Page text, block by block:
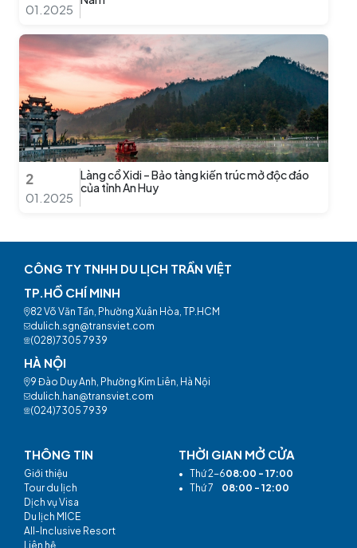
01.2025
2
01.2025
Làng cổ Xidi – Bảo tàng kiến trúc mở độc đáo
của tỉnh An Huy
CÔNG TY TNHH DU LỊCH TRẦN VIỆT
TP.HỒ CHÍ MINH
82 Võ Văn Tần, Phường Xuân Hòa, TP.HCM
dulich.sgn@transviet.com
(028)7305 7939
HÀ NỘI
9 Đào Duy Anh, Phường Kim Liên, Hà Nội
dulich.han@transviet.com
(024)7305 7939
THÔNG TIN
Giới thiệu
Tour du lịch
Dịch vụ Visa
Du lịch MICE
All-Inclusive Resort
Liên hệ
THỜI GIAN MỞ CỬA
• Thứ 2-608:00 - 17:00
• Thứ 7 08:00 - 12:00